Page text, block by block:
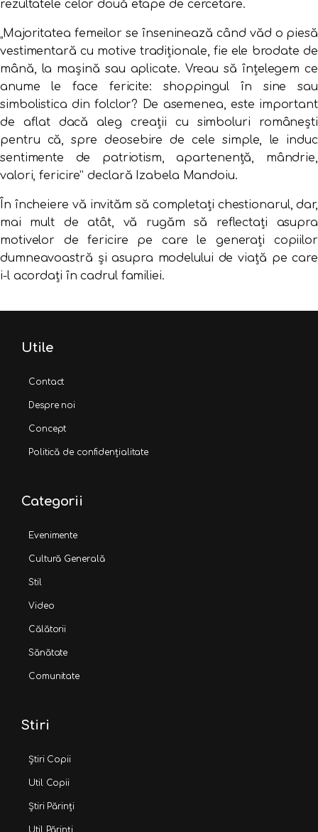
rezultatele celor două etape de cercetare.
„Majoritatea femeilor se înseninează când văd o piesă
vestimentară cu motive tradiționale, fie ele brodate de
mână, la mașină sau aplicate. Vreau să înțelegem ce
anume le face fericite: shoppingul în sine sau
simbolistica din folclor? De asemenea, este important
de aflat dacă aleg creații cu simboluri românești
pentru că, spre deosebire de cele simple, le induc
sentimente de patriotism, apartenență, mândrie,
valori, fericire” declară Izabela Mandoiu.
În încheiere vă invităm să completați chestionarul, dar,
mai mult de atât, vă rugăm să reflectați asupra
motivelor de fericire pe care le generați copiilor
dumneavoastră și asupra modelului de viață pe care
i-l acordați în cadrul familiei.
Utile
Contact
Despre noi
Concept
Politică de confidențialitate
Categorii
Evenimente
Cultură Generală
Stil
Video
Călătorii
Sănătate
Comunitate
Stiri
Știri Copii
Util Copii
Știri Părinți
Util Părinți